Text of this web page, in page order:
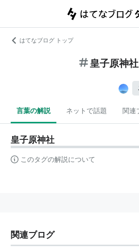
はてなブログ トップ
皇子原神社
言葉の解説 ネットで話題 関連
皇子原神社
このタグの解説について
関連ブログ